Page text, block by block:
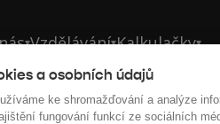
a osobních údajů
ke shromažďování a analýze
fungování funkcí ze sociálních
▾Vzdělávání▾Kalkulačky▾